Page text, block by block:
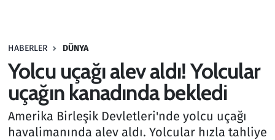
HABERLER DÜNYA
Yolcu uçağı alev aldı! Yolcular
uçağın kanadında bekledi
Amerika Birleşik Devletleri'nde yolcu uçağı
havalimanında alev aldı. Yolcular hızla tahliye
Haber
Kültür Sanat
Kurumsal Haberler